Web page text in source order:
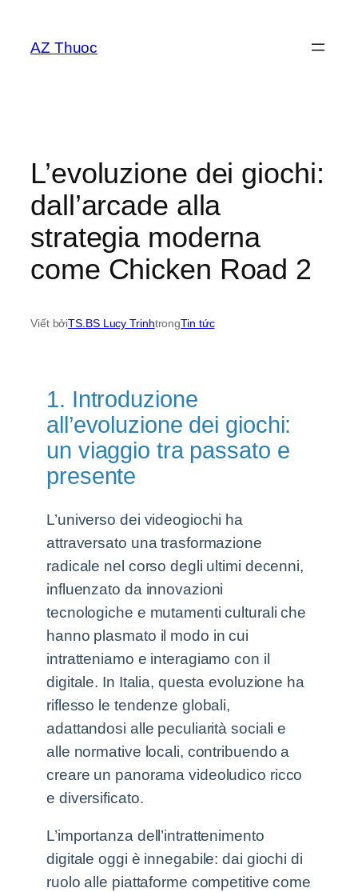
phầnAZ Thuoc
L’evoluzione dei giochi:
dall’arcade alla
strategia moderna
come Chicken Road 2
Viết bởiTS.BS Lucy TrinhtrongTin tức
1. Introduzione
all’evoluzione dei giochi:
un viaggio tra passato e
presente
L’universo dei videogiochi ha
attraversato una trasformazione
radicale nel corso degli ultimi decenni,
influenzato da innovazioni
tecnologiche e mutamenti culturali che
hanno plasmato il modo in cui
intratteniamo e interagiamo con il
digitale. In Italia, questa evoluzione ha
riflesso le tendenze globali,
adattandosi alle peculiarità sociali e
alle normative locali, contribuendo a
creare un panorama videoludico ricco
e diversificato.
L’importanza dell’intrattenimento
digitale oggi è innegabile: dai giochi di
ruolo alle piattaforme competitive come